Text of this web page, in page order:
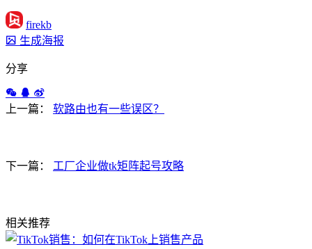
firekb
生成海报
分享
上一篇： 软路由也有一些误区？
下一篇： 工厂企业做tk矩阵起号攻略
相关推荐